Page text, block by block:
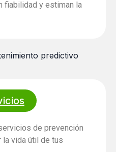
fiabilidad y estiman la
de prevención
la vida útil de tus